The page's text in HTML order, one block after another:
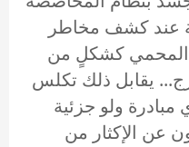
عند كشف مخاطر
المحمي كشكلٍ من
يقابل ذلك تكلس
ولو جزئية
عن الإكثار من